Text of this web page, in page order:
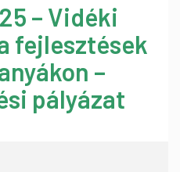
– Vidéki
fejlesztések
–
pályázat